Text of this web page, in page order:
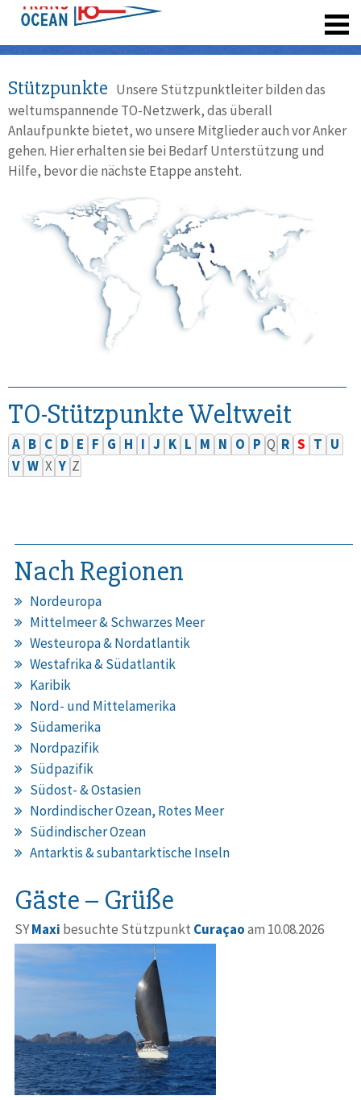
Stützpunkte Unsere Stützpunktleiter bilden das
weltumspannende TO-Netzwerk, das überall
Anlaufpunkte bietet, wo unsere Mitglieder auch vor Anker
gehen. Hier erhalten sie bei Bedarf Unterstützung und
Hilfe, bevor die nächste Etappe ansteht.
TO-Stützpunkte Weltweit
A B C D E F G H I J K L M N O P Q R S T U
V W X Y Z
Nach Regionen
Nordeuropa
Mittelmeer & Schwarzes Meer
Westeuropa & Nordatlantik
Westafrika & Südatlantik
Karibik
Nord- und Mittelamerika
Südamerika
Nordpazifik
Südpazifik
Südost- & Ostasien
Nordindischer Ozean, Rotes Meer
Südindischer Ozean
Antarktis & subantarktische Inseln
Gäste – Grüße
SYMaxi besuchte Stützpunkt Curaçaoam 10.08.2026